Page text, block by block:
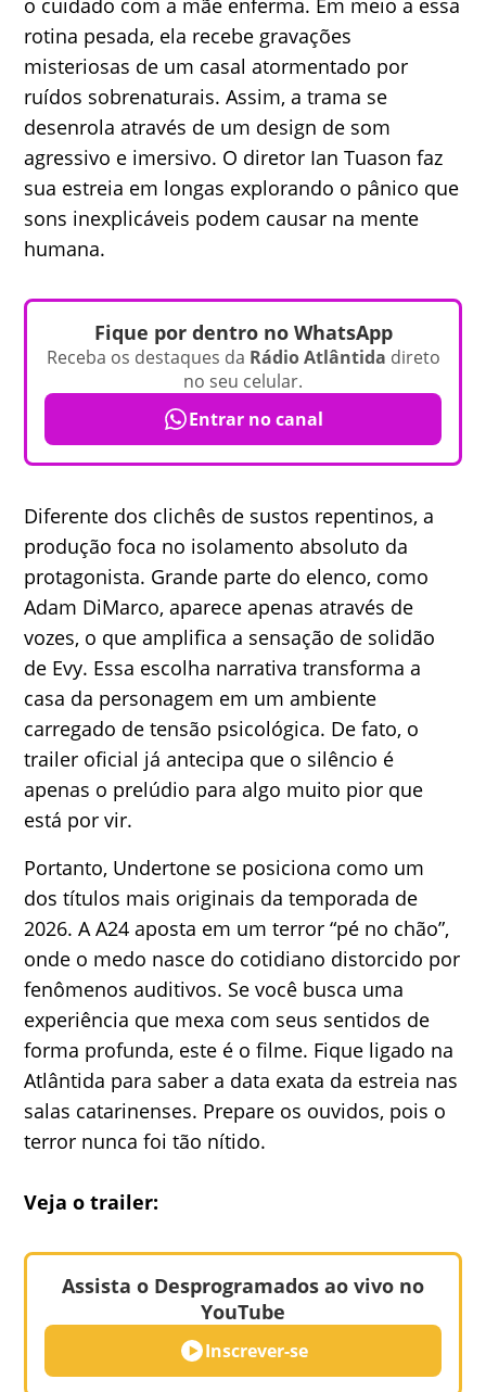
o cuidado com a mãe enferma. Em meio a essa
rotina pesada, ela recebe gravações
misteriosas de um casal atormentado por
ruídos sobrenaturais. Assim, a trama se
desenrola através de um design de som
agressivo e imersivo. O diretor Ian Tuason faz
sua estreia em longas explorando o pânico que
sons inexplicáveis podem causar na mente
humana.
Fique por dentro no WhatsApp
Receba os destaques da Rádio Atlântida direto
no seu celular.
Entrar no canal
Diferente dos clichês de sustos repentinos, a
produção foca no isolamento absoluto da
protagonista. Grande parte do elenco, como
Adam DiMarco, aparece apenas através de
vozes, o que amplifica a sensação de solidão
de Evy. Essa escolha narrativa transforma a
casa da personagem em um ambiente
carregado de tensão psicológica. De fato, o
trailer oficial já antecipa que o silêncio é
apenas o prelúdio para algo muito pior que
está por vir.
Portanto, Undertone se posiciona como um
dos títulos mais originais da temporada de
2026. A A24 aposta em um terror “pé no chão”,
onde o medo nasce do cotidiano distorcido por
fenômenos auditivos. Se você busca uma
experiência que mexa com seus sentidos de
forma profunda, este é o filme. Fique ligado na
Atlântida para saber a data exata da estreia nas
salas catarinenses. Prepare os ouvidos, pois o
terror nunca foi tão nítido.
Veja o trailer:
Assista o Desprogramados ao vivo no
YouTube
Inscrever-se